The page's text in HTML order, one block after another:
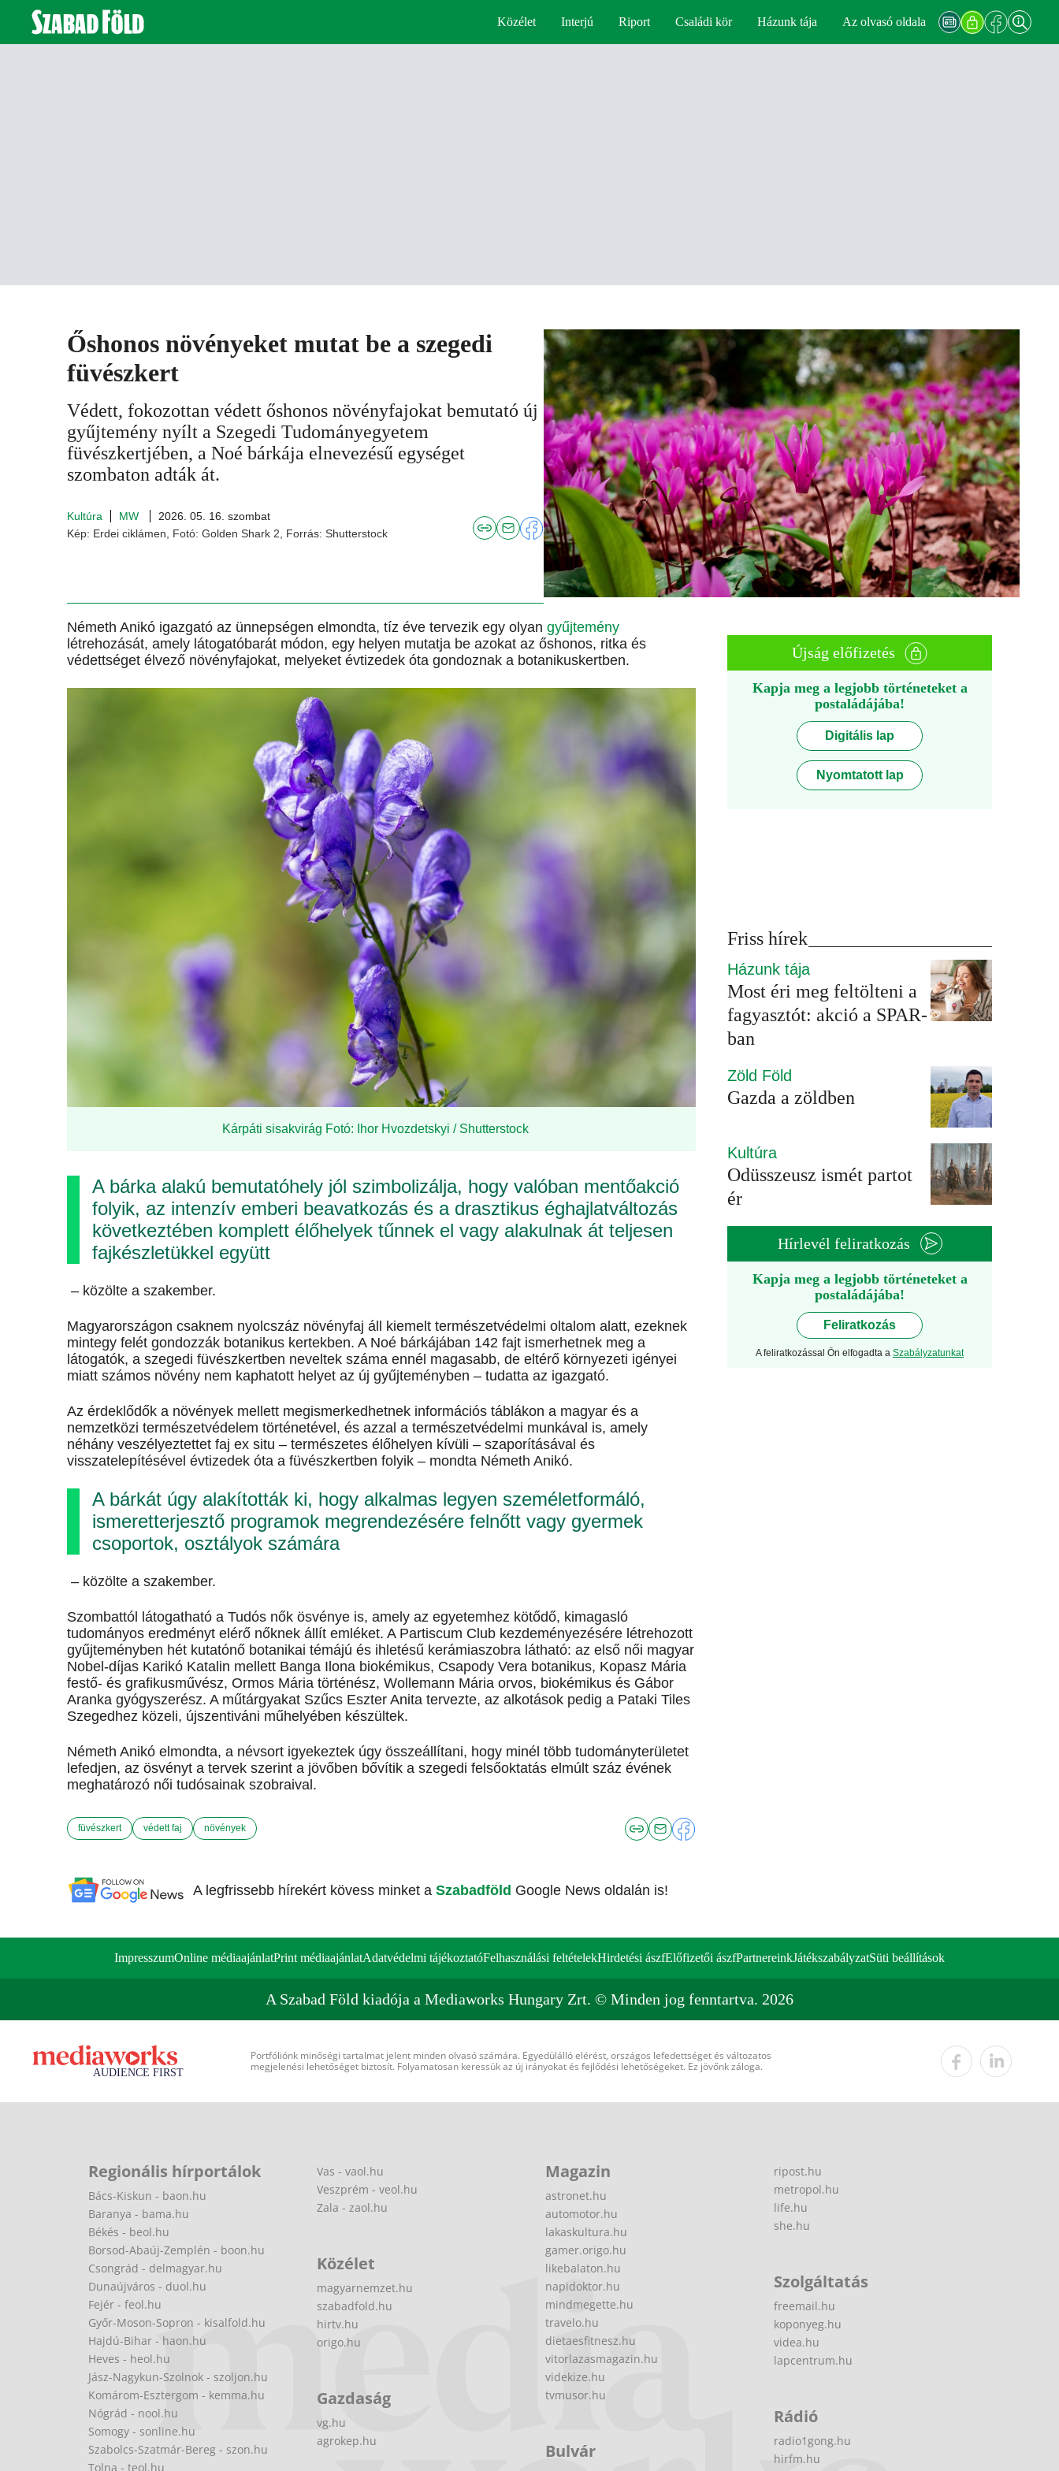
Közélet Interjú Riport Családi kör Házunk tája Az olvasó oldala
Őshonos növényeket mutat be a szegedi
füvészkert
Védett, fokozottan védett őshonos növényfajokat bemutató új
gyűjtemény nyílt a Szegedi Tudományegyetem
füvészkertjében, a Noé bárkája elnevezésű egységet
szombaton adták át.
Kultúra MW
2026. 05. 16. szombat
Kép: Erdei ciklámen, Fotó: Golden Shark 2, Forrás: Shutterstock
Németh Anikó igazgató az ünnepségen elmondta, tíz éve tervezik egy olyan gyűjtemény
létrehozását, amely látogatóbarát módon, egy helyen mutatja be azokat az őshonos, ritka és
védettséget élvező növényfajokat, melyeket évtizedek óta gondoznak a botanikuskertben.
Kárpáti sisakvirág Fotó: Ihor Hvozdetskyi / Shutterstock
A bárka alakú bemutatóhely jól szimbolizálja, hogy valóban mentőakció
folyik, az intenzív emberi beavatkozás és a drasztikus éghajlatváltozás
következtében komplett élőhelyek tűnnek el vagy alakulnak át teljesen
fajkészletükkel együtt
– közölte a szakember.
Magyarországon csaknem nyolcszáz növényfaj áll kiemelt természetvédelmi oltalom alatt, ezeknek
mintegy felét gondozzák botanikus kertekben. A Noé bárkájában 142 fajt ismerhetnek meg a
látogatók, a szegedi füvészkertben neveltek száma ennél magasabb, de eltérő környezeti igényei
miatt számos növény nem kaphatott helyet az új gyűjteményben – tudatta az igazgató.
Az érdeklődők a növények mellett megismerkedhetnek információs táblákon a magyar és a
nemzetközi természetvédelem történetével, és azzal a természetvédelmi munkával is, amely
néhány veszélyeztettet faj ex situ – természetes élőhelyen kívüli – szaporításával és
visszatelepítésével évtizedek óta a füvészkertben folyik – mondta Németh Anikó.
A bárkát úgy alakították ki, hogy alkalmas legyen személetformáló,
ismeretterjesztő programok megrendezésére felnőtt vagy gyermek
csoportok, osztályok számára
– közölte a szakember.
Szombattól látogatható a Tudós nők ösvénye is, amely az egyetemhez kötődő, kimagasló
tudományos eredményt elérő nőknek állít emléket. A Partiscum Club kezdeményezésére létrehozott
gyűjteményben hét kutatónő botanikai témájú és ihletésű kerámiaszobra látható: az első női magyar
Nobel-díjas Karikó Katalin mellett Banga Ilona biokémikus, Csapody Vera botanikus, Kopasz Mária
festő- és grafikusművész, Ormos Mária történész, Wollemann Mária orvos, biokémikus és Gábor
Aranka gyógyszerész. A műtárgyakat Szűcs Eszter Anita tervezte, az alkotások pedig a Pataki Tiles
Szegedhez közeli, újszentiváni műhelyében készültek.
Németh Anikó elmondta, a névsort igyekeztek úgy összeállítani, hogy minél több tudományterületet
lefedjen, az ösvényt a tervek szerint a jövőben bővítik a szegedi felsőoktatás elmúlt száz évének
meghatározó női tudósainak szobraival.
füvészkert védett faj növények
A legfrissebb hírekért kövess minket a Szabadföld Google News oldalán is!
Újság előfizetés
Kapja meg a legjobb történeteket a
postaládájába!
Digitális lap
Nyomtatott lap
Friss hírek
Házunk tája
Most éri meg feltölteni a
fagyasztót: akció a SPAR-
ban
Zöld Föld
Gazda a zöldben
Kultúra
Odüsszeusz ismét partot
ér
Hírlevél feliratkozás
Kapja meg a legjobb történeteket a
postaládájába!
Feliratkozás
A feliratkozással Ön elfogadta a Szabályzatunkat
ImpresszumOnline médiaajánlatPrint médiaajánlatAdatvédelmi tájékoztatóFelhasználási feltételekHirdetési ászfElőfizetői ászfPartnereinkJátékszabályzatSüti beállítások
A Szabad Föld kiadója a Mediaworks Hungary Zrt. © Minden jog fenntartva. 2026
Portfóliónk minőségi tartalmat jelent minden olvasó számára. Egyedülálló elérést, országos lefedettséget és változatos
megjelenési lehetőséget biztosít. Folyamatosan keressük az új irányokat és fejlődési lehetőségeket. Ez jövőnk záloga.
Regionális hírportálok
Bács-Kiskun - baon.hu
Baranya - bama.hu
Békés - beol.hu
Borsod-Abaúj-Zemplén - boon.hu
Csongrád - delmagyar.hu
Dunaújváros - duol.hu
Fejér - feol.hu
Győr-Moson-Sopron - kisalfold.hu
Hajdú-Bihar - haon.hu
Heves - heol.hu
Jász-Nagykun-Szolnok - szoljon.hu
Komárom-Esztergom - kemma.hu
Nógrád - nool.hu
Somogy - sonline.hu
Szabolcs-Szatmár-Bereg - szon.hu
Tolna - teol.hu
Vas - vaol.hu
Veszprém - veol.hu
Zala - zaol.hu
Közélet
magyarnemzet.hu
szabadfold.hu
hirtv.hu
origo.hu
Gazdaság
vg.hu
agrokep.hu
Magazin
astronet.hu
automotor.hu
lakaskultura.hu
gamer.origo.hu
likebalaton.hu
napidoktor.hu
mindmegette.hu
travelo.hu
dietaesfitnesz.hu
vitorlazasmagazin.hu
videkize.hu
tvmusor.hu
Bulvár
ripost.hu
metropol.hu
life.hu
she.hu
Szolgáltatás
freemail.hu
koponyeg.hu
videa.hu
lapcentrum.hu
Rádió
radio1gong.hu
hirfm.hu